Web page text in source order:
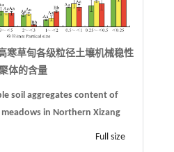
寒草甸各级粒径土壤机械稳性
体的含量
soil aggregates content of
in Northern Xizang
Full size